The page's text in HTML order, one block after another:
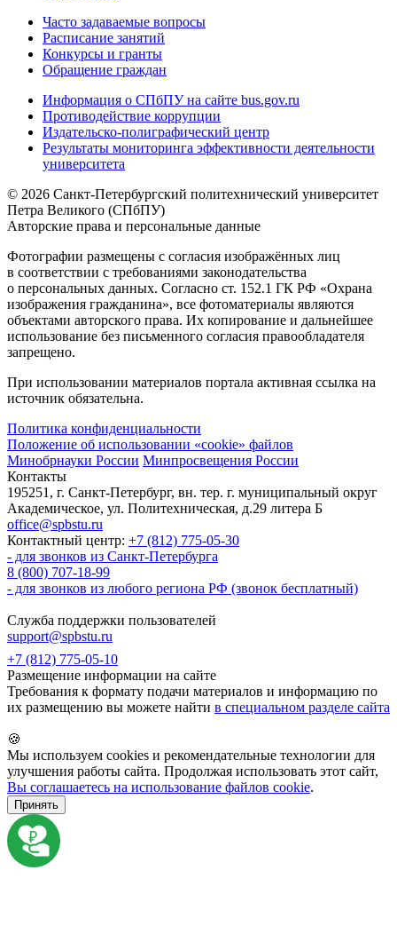
Часто задаваемые вопросы
Расписание занятий
Конкурсы и гранты
Обращение граждан
Информация о СПбПУ на сайте bus.gov.ru
Противодействие коррупции
Издательско-полиграфический центр
Результаты мониторинга эффективности деятельности
университета
© 2026 Санкт-Петербургский политехнический университет
Петра Великого (СПбПУ)
Авторские права и персональные данные
Фотографии размещены с согласия изображённых лиц
в соответствии с требованиями законодательства
о персональных данных. Согласно ст. 152.1 ГК РФ «Охрана
изображения гражданина», все фотоматериалы являются
объектами авторского права. Их копирование и дальнейшее
использование без письменного согласия правообладателя
запрещено.
При использовании материалов портала активная ссылка на
источник обязательна.
Политика конфиденциальности
Положение об использовании «cookie» файлов
Минобрнауки России Минпросвещения России
Контакты
195251, г. Санкт-Петербург, вн. тер. г. муниципальный округ
Академическое, ул. Политехническая, д.29 литера Б
office@spbstu.ru
Контактный центр: +7 (812) 775-05-30
- для звонков из Санкт-Петербурга
8 (800) 707-18-99
- для звонков из любого региона РФ (звонок бесплатный)
Служба поддержки пользователей
support@spbstu.ru
+7 (812) 775-05-10
Размещение информации на сайте
Требования к формату подачи материалов и информацию по
их размещению вы можете найти в специальном разделе сайта
🍪
Мы используем cookies и рекомендательные технологии для
улучшения работы сайта. Продолжая использовать этот сайт,
Вы соглашаетесь на использование файлов cookie.
Принять